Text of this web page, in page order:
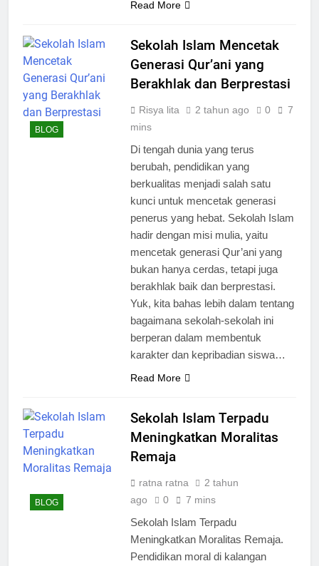
Read More
BLOG
Sekolah Islam Mencetak
Generasi Qur’ani yang
Berakhlak dan Berprestasi
Risya lita 2 tahun ago 0
7
mins
Di tengah dunia yang terus
berubah, pendidikan yang
berkualitas menjadi salah satu
kunci untuk mencetak generasi
penerus yang hebat. Sekolah Islam
hadir dengan misi mulia, yaitu
mencetak generasi Qur’ani yang
bukan hanya cerdas, tetapi juga
berakhlak baik dan berprestasi.
Yuk, kita bahas lebih dalam tentang
bagaimana sekolah-sekolah ini
berperan dalam membentuk
karakter dan kepribadian siswa…
Read More
BLOG
Sekolah Islam Terpadu
Meningkatkan Moralitas
Remaja
ratna ratna
2 tahun
ago
0 7 mins
Sekolah Islam Terpadu
Meningkatkan Moralitas Remaja.
Pendidikan moral di kalangan